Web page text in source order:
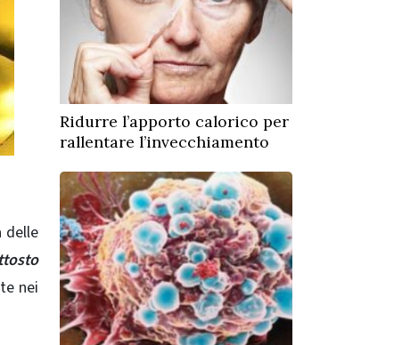
delle
nei
Ridurre l’apporto calorico per
rallentare l’invecchiamento